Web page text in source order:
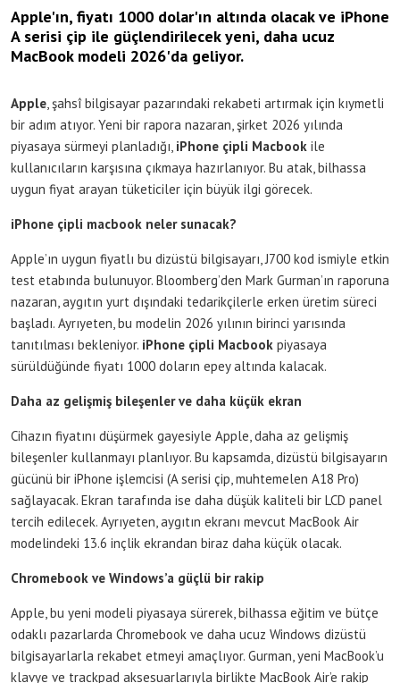
Apple'ın, fiyatı 1000 dolar'ın altında olacak ve iPhone
A serisi çip ile güçlendirilecek yeni, daha ucuz
MacBook modeli 2026'da geliyor.
Apple , şahsî bilgisayar pazarındaki rekabeti artırmak için kıymetli
bir adım atıyor. Yeni bir rapora nazaran, şirket 2026 yılında
piyasaya sürmeyi planladığı, iPhone çipli Macbook ile
kullanıcıların karşısına çıkmaya hazırlanıyor. Bu atak, bilhassa
uygun fiyat arayan tüketiciler için büyük ilgi görecek.
iPhone çipli macbook neler sunacak?
Apple’ın uygun fiyatlı bu dizüstü bilgisayarı, J700 kod ismiyle etkin
test etabında bulunuyor. Bloomberg’den Mark Gurman’ın raporuna
nazaran, aygıtın yurt dışındaki tedarikçilerle erken üretim süreci
başladı. Ayrıyeten, bu modelin 2026 yılının birinci yarısında
tanıtılması bekleniyor. iPhone çipli Macbook piyasaya
sürüldüğünde fiyatı 1000 doların epey altında kalacak.
Daha az gelişmiş bileşenler ve daha küçük ekran
Cihazın fiyatını düşürmek gayesiyle Apple, daha az gelişmiş
bileşenler kullanmayı planlıyor. Bu kapsamda, dizüstü bilgisayarın
gücünü bir iPhone işlemcisi (A serisi çip, muhtemelen A18 Pro)
sağlayacak. Ekran tarafında ise daha düşük kaliteli bir LCD panel
tercih edilecek. Ayrıyeten, aygıtın ekranı mevcut MacBook Air
modelindeki 13.6 inçlik ekrandan biraz daha küçük olacak.
Chromebook ve Windows’a güçlü bir rakip
Apple, bu yeni modeli piyasaya sürerek, bilhassa eğitim ve bütçe
odaklı pazarlarda Chromebook ve daha ucuz Windows dizüstü
bilgisayarlarla rekabet etmeyi amaçlıyor. Gurman, yeni MacBook’u
klavye ve trackpad aksesuarlarıyla birlikte MacBook Air’e rakip